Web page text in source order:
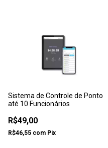
Sistema de Controle de Ponto
até 10 Funcionários
R$49,00
R$46,55 com Pix